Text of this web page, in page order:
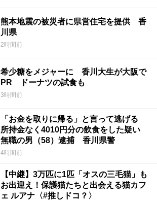
熊本地震の被災者に県営住宅を提供 香
川県
2時間前
希少糖をメジャーに 香川大生が大阪で
PR ドーナツの試食も
3時間前
「お金を取りに帰る」と言って逃げる
所持金なく4010円分の飲食をした疑い
無職の男（58）逮捕 香川県警
4時間前
【中継】3万匹に1匹「オスの三毛猫」も
お出迎え！保護猫たちと出会える猫カフ
ェ ルアナ〈#推しドコ？〉